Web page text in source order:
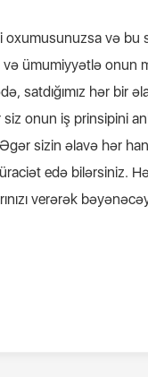
və bu
ümumiyyətlə onun
hər bir
siz onun iş prinsipini
sizin əlavə hər
edə bilərsiniz.
verərək